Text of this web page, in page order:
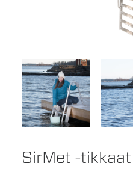
SirMet -tikkaat